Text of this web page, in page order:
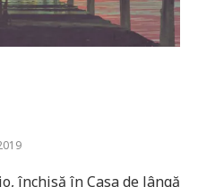
închisă în Casa de lângă